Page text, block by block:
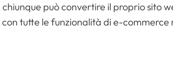
può convertire il proprio sito
tutte le funzionalità di e-commerce